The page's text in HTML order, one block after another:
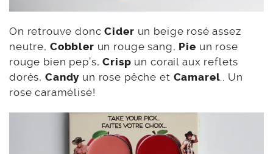
On retrouve doncCider un beige rosé assez
neutre, Cobbler un rouge sang, Pie un rose
rouge bien pep’s,Crisp un corail aux reflets
dorés, Candy un rose pêche et Camarel .. Un
rose caramélisé!